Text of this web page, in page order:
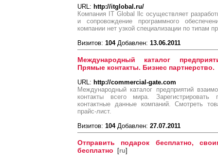
URL: http://itglobal.ru/
Компания IT Global llc осуществляет
и сопровождение программного
компании нет узкой специализации по типам
Визитов: 104Добавлен: 13.06.2011
Международный каталог
Прямые контакты. Бизнес партнерство.
URL: http://commercial-gate.com
Международный каталог предприятий
контакты всего мира. Зарегистрировать
контактные данные компаний. Смотреть
прайс-лист.
Визитов: 104Добавлен: 27.07.2011
Отправить подарок бесплатно,
бесплатно [ru]